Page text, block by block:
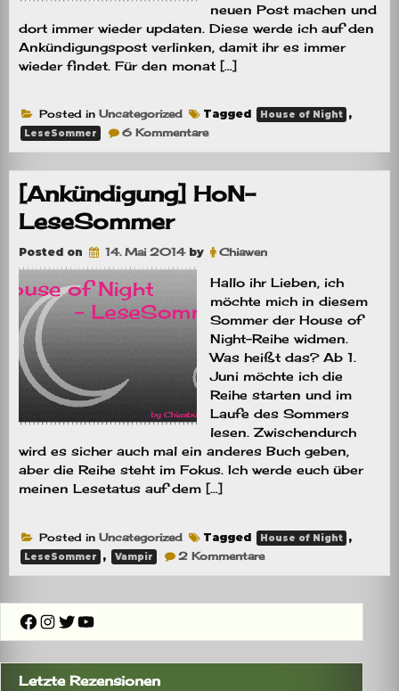
neuen Post machen und
dort immer wieder updaten. Diese werde ich auf den
Ankündigungspost verlinken, damit ihr es immer
wieder findet. Für den monat […]
Posted in Uncategorized Tagged House of Night ,
LeseSommer 6 Kommentarezu
[Ankündigung] HoN-
LeseSommer
Posted on 14. Mai 2014by Chiawen
Hallo ihr Lieben, ich
möchte mich in diesem
Sommer der House of
Night-Reihe widmen.
Was heißt das? Ab 1.
Juni möchte ich die
Reihe starten und im
Laufe des Sommers
lesen. Zwischendurch
wird es sicher auch mal ein anderes Buch geben,
aber die Reihe steht im Fokus. Ich werde euch über
meinen Lesetatus auf dem […]
Posted in Uncategorized Tagged House of Night ,
LeseSommer , Vampir 2 Kommentarezu
Facebook
Instagram
Twitter
YouTube
Letzte Rezensionen